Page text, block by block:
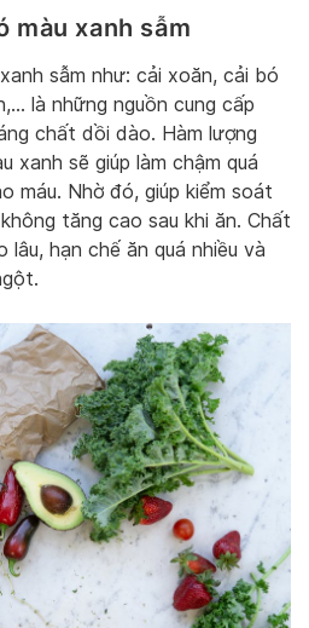
màu xanh sẫm
sẫm như: cải xoăn, cải bó
là những nguồn cung cấp
chất dồi dào. Hàm lượng
xanh sẽ giúp làm chậm quá
máu. Nhờ đó, giúp kiểm soát
tăng cao sau khi ăn. Chất
hạn chế ăn quá nhiều và